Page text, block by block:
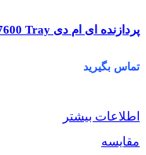
پردازنده ای ام دی AMD Ryzen 5 7600 Tray
تماس بگیرید
اطلاعات بیشتر
مقایسه